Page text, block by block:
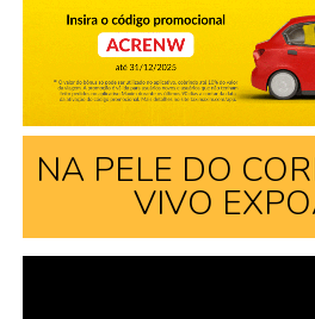
NA PELE DO
VIVO